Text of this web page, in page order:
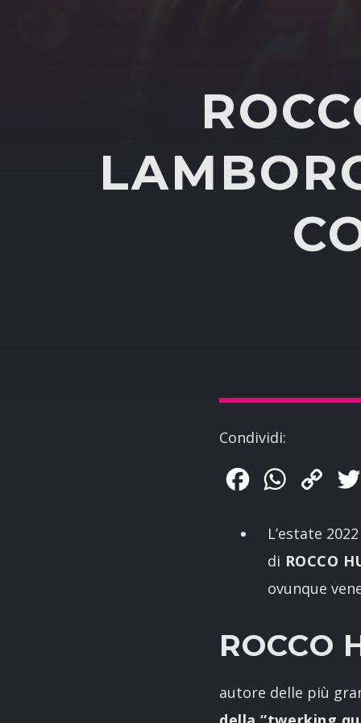
Condividi:
FacebookWhatsApp
Copy
L’estate
di ROCCO
ovunque
ROCCO
autore delle più